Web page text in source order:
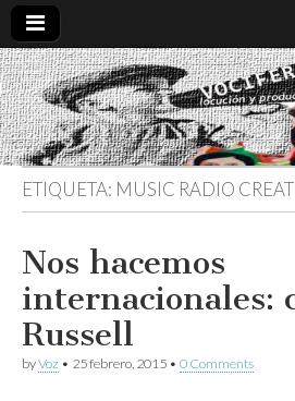
Comunicación,
Locucion y
Producción
Audiovisual
ETIQUETA: MUSIC RADIO
Nos hacemos
internacionales:
Russell
byVoz • 25 febrero, 2015 • 0 Comments